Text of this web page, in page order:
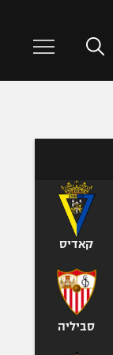
קאדיס
סביליה